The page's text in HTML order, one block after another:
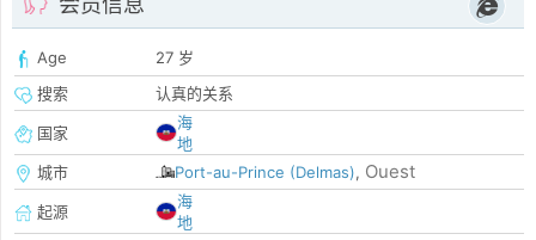
Age
27 岁
搜索
认真的关系
国家
海
地
城市
Port-au-Prince (Delmas), Ouest
起源
海
地